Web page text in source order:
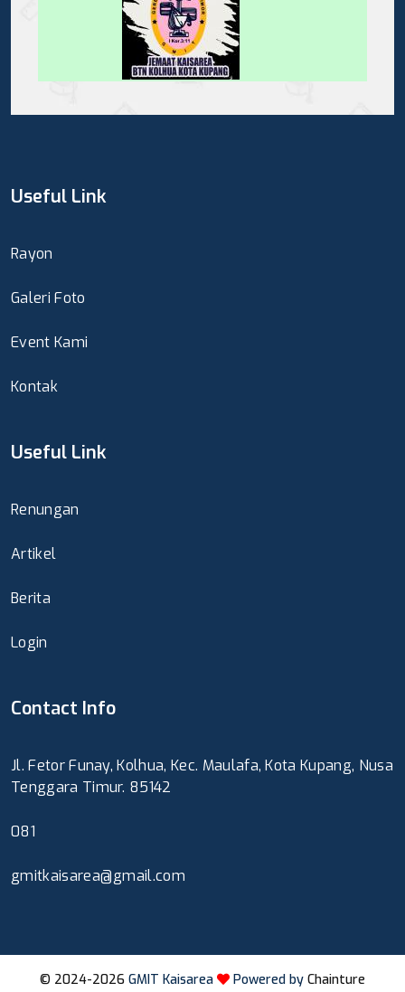
Useful Link
Rayon
Galeri Foto
Event Kami
Kontak
Useful Link
Renungan
Artikel
Berita
Login
Contact Info
Jl. Fetor Funay, Kolhua, Kec. Maulafa, Kota Kupang, Nusa
Tenggara Timur. 85142
081
gmitkaisarea@gmail.com
© 2024-2026 GMIT Kaisarea Powered by Chainture